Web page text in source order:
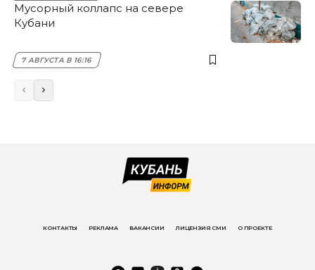
Мусорный коллапс на севере
Кубани
7 АВГУСТА В 16:16
КОНТАКТЫ РЕКЛАМА ВАКАНСИИ ЛИЦЕНЗИЯ СМИ О ПРОЕКТЕ